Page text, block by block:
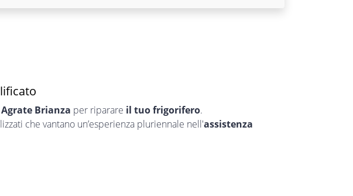
Brianza per riparare il tuo frigorifero.
che vantano un’esperienza pluriennale nell'assistenza